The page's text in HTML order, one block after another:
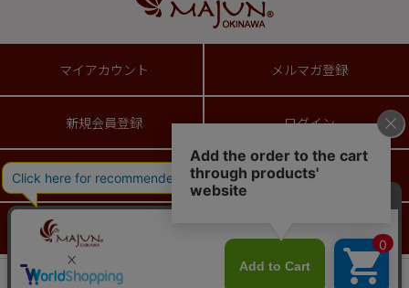
マイアカウント メルマガ登録
新規会員登録 ログイン
ショッピングガイド 送料とお支払い方法について
返品特約について
会員は248ポイント付与！